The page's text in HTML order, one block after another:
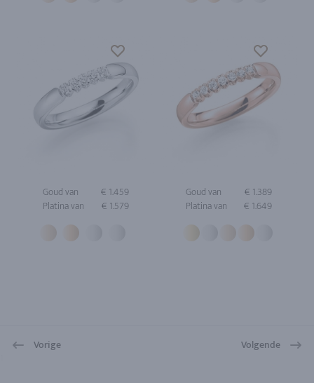
Goud van
€ 1.459
Platina van
€ 1.579
Goud van
€ 1.389
Platina van
€ 1.649
Vorige Volgende